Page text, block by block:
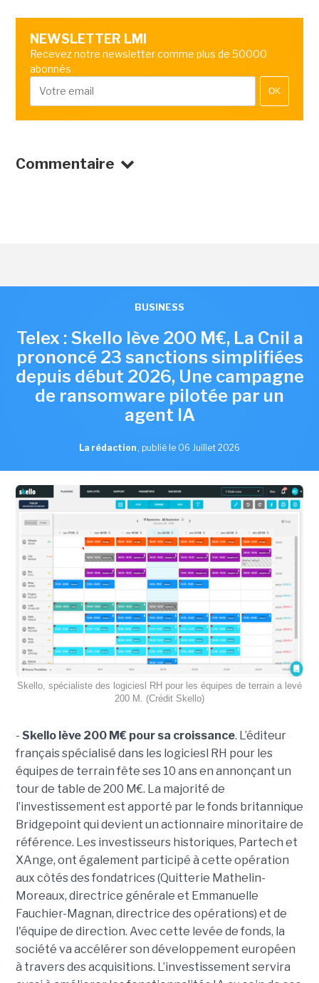
NEWSLETTER LMI
Recevez notre newsletter comme plus de 50000
abonnés
OK
Commentaire
BUSINESS
Telex : Skello lève 200 M€, La Cnil a
prononcé 23 sanctions simplifiées
depuis début 2026, Une campagne
de ransomware pilotée par un
agent IA
La rédaction , publié le 06 Juillet 2026
Skello, spécialiste des logiciesl RH pour les équipes de terrain a levé
200 M. (Crédit Skello)
- Skello lève 200 M€ pour sa croissance. L’éditeur
français spécialisé dans les logiciesl RH pour les
équipes de terrain fête ses 10 ans en annonçant un
tour de table de 200 M€. La majorité de
l’investissement est apporté par le fonds britannique
Bridgepoint qui devient un actionnaire minoritaire de
référence. Les investisseurs historiques, Partech et
XAnge, ont également participé à cette opération
aux côtés des fondatrices (Quitterie Mathelin-
Moreaux, directrice générale et Emmanuelle
Fauchier-Magnan, directrice des opérations) et de
l'équipe de direction. Avec cette levée de fonds, la
société va accélérer son développement européen
à travers des acquisitions. L’investissement servira